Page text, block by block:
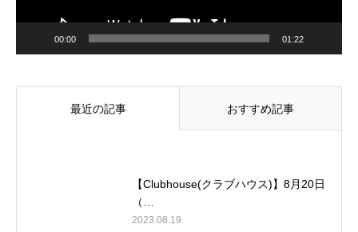
00:00 01:22
最近の記事 おすすめ記事
【Clubhouse(クラブハウス)】8月20日
（…
2023.08.19